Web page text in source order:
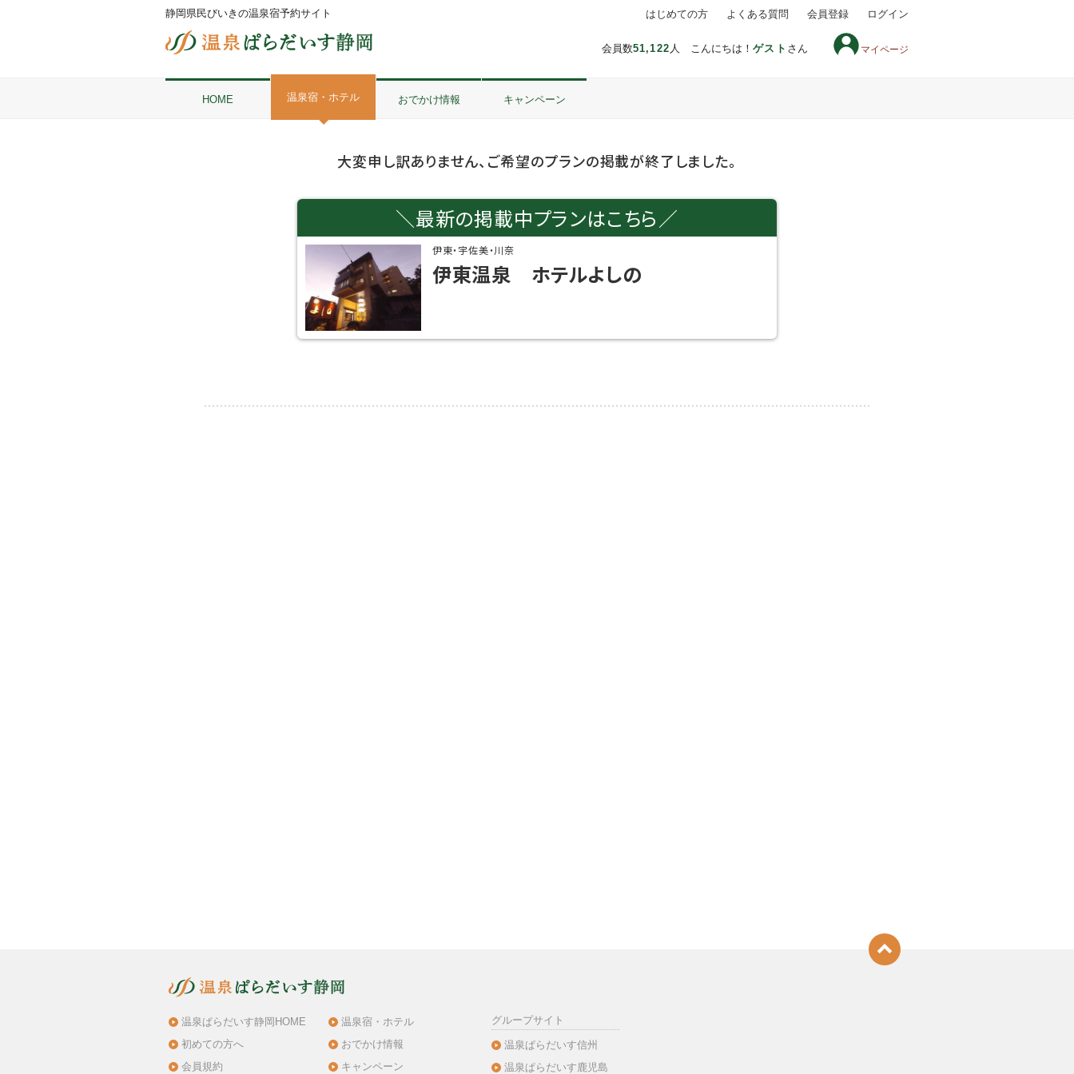
静岡県民びいきの温泉宿予約サイト
会員数51,122 人 こんにちは！ゲスト さん マイページ
はじめての方 よくある質問 会員登録 ログイン
HOME 温泉宿・ホテル おでかけ情報 キャンペーン
大変申し訳ありません、ご希望のプランの掲載が終了しました。
＼最新の掲載中プランはこちら／
伊東・宇佐美・川奈
伊東温泉 ホテルよしの
温泉ぱらだいす静岡HOME
初めての方へ
会員規約
温泉宿・ホテル
おでかけ情報
キャンペーン
グループサイト
温泉ぱらだいす信州
温泉ぱらだいす鹿児島